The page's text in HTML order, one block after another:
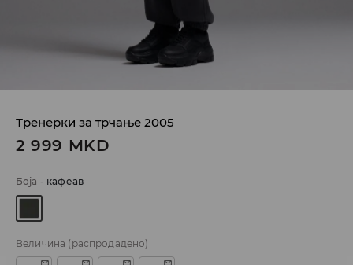
Тренерки за трчање 2005
2 999 MKD
Боја - кафеав
Величина (распродадено)